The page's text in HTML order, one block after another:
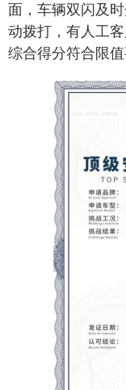
面，车辆双闪及
动拨打，有人工
综合得分符合限值